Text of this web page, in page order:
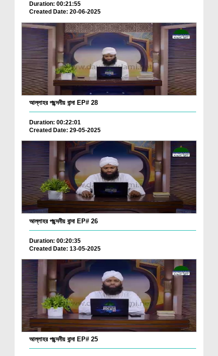
Duration: 00:21:55
Created Date: 20-06-2025
আল্লাহর পছন্দনীয় বান্দা EP# 28
Duration: 00:22:01
Created Date: 29-05-2025
আল্লাহর পছন্দনীয় বান্দা EP# 26
Duration: 00:20:35
Created Date: 13-05-2025
আল্লাহর পছন্দনীয় বান্দা EP# 25